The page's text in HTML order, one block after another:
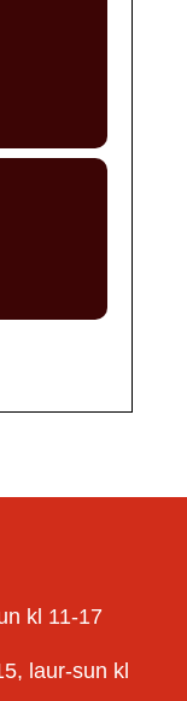
kl 11-17
laur-sun kl